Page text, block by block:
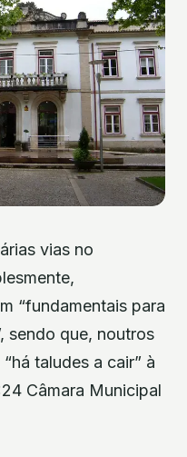
vias no
“fundamentais para
sendo que, noutros
taludes a cair” à
Câmara Municipal